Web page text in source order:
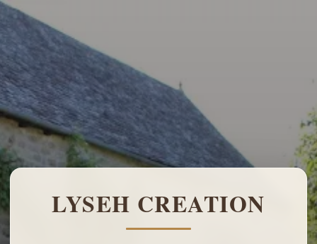
LYSEH CREATION